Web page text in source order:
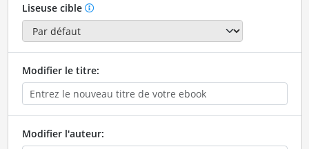
Liseuse cible
Modifier le titre:
Modifier l'auteur: